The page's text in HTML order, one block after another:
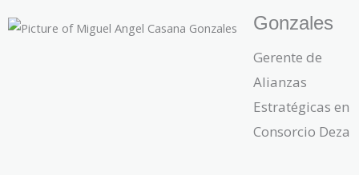
Gonzales
Gerente de
Alianzas
Estratégicas en
Consorcio Deza